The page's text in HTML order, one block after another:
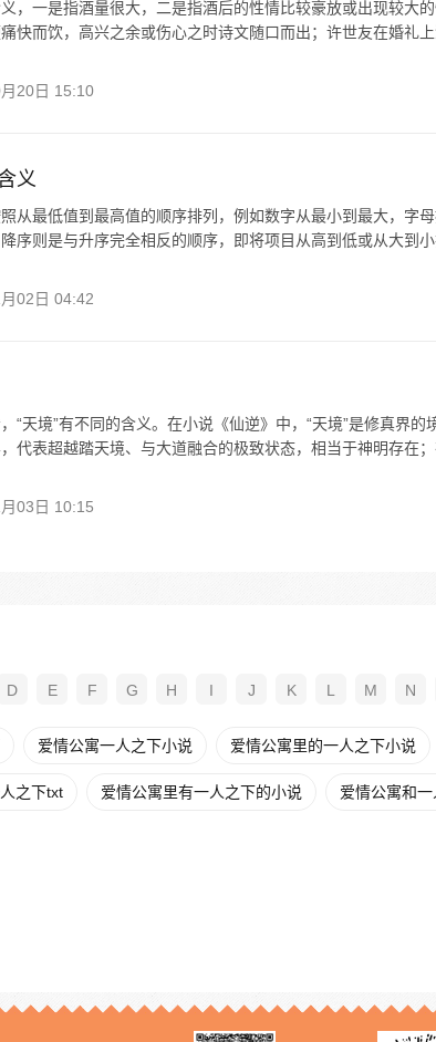
，一是指酒量很大，二是指酒后的性情比较豪放或出现较大
快而饮，高兴之余或伤心之时诗文随口而出；许世友在婚礼上
20日 15:10
义
从最低值到最高值的顺序排列，例如数字从最小到最大，字
序则是与升序完全相反的顺序，即将项目从高到低或从大到
02日 04:42
“天境”有不同的含义。在小说《仙逆》中，“天境”是修真界的
代表超越踏天境、与大道融合的极致状态，相当于神明存在
03日 10:15
D E F G H I J K L M N
爱情公寓一人之下小说 爱情公寓里的一人之下小说
之下txt 爱情公寓里有一人之下的小说 爱情公寓和